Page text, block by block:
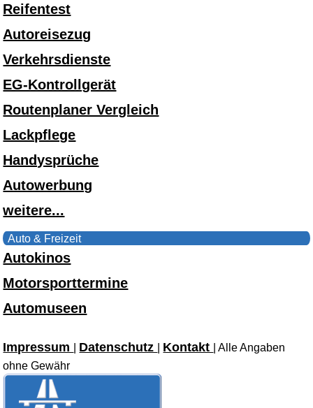
Reifentest
Autoreisezug
Verkehrsdienste
EG-Kontrollgerät
Routenplaner Vergleich
Lackpflege
Handysprüche
Autowerbung
weitere...
Auto & Freizeit
Autokinos
Motorsporttermine
Automuseen
Impressum Datenschutz Kontakt
| Alle Angaben
ohne Gewähr